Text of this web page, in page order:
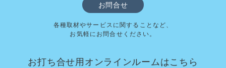
お問合せ
各種取材やサービスに関することなど、
お気軽にお問合せください。
お打ち合せ用オンラインルームはこちら